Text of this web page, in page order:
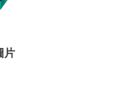
片